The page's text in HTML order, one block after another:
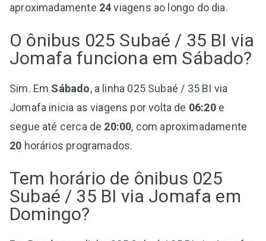
aproximadamente 24viagens ao longo do dia.
O ônibus 025 Subaé / 35 BI via
Jomafa funciona em Sábado?
Sim. Em Sábado, a linha 025 Subaé / 35 BI via
Jomafa inicia as viagens por volta de 06:20e
segue até cerca de 20:00, com aproximadamente
20 horários programados.
Tem horário de ônibus 025
Subaé / 35 BI via Jomafa em
Domingo?